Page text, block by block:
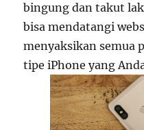
bingung dan takut
bisa mendatangi
menyaksikan semua
tipe iPhone yang